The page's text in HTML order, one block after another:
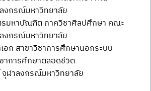
งกรณ์มหาวิทยาลัย
มหาบัณฑิต ภาควิชาศิลปศึกษา คณะ
งกรณ์มหาวิทยาลัย
ก สาขาวิชาการศึกษานอกระบบ
าการศึกษาตลอดชีวิต
ฬาลงกรณ์มหาวิทยาลัย